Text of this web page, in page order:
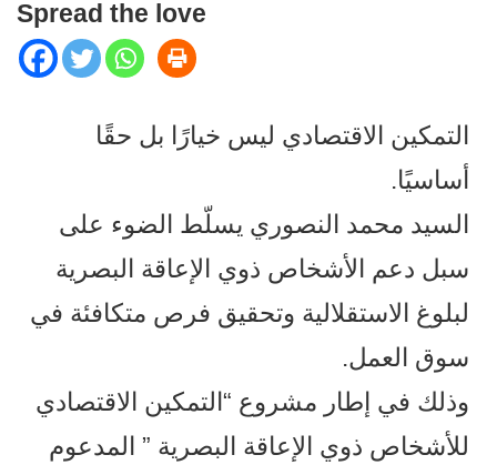
Spread the love
التمكين الاقتصادي ليس خيارًا بل حقًا
أساسيًا.
السيد محمد النصوري يسلّط الضوء على
سبل دعم الأشخاص ذوي الإعاقة البصرية
لبلوغ الاستقلالية وتحقيق فرص متكافئة في
سوق العمل.
وذلك في إطار مشروع “التمكين الاقتصادي
للأشخاص ذوي الإعاقة البصرية ” المدعوم